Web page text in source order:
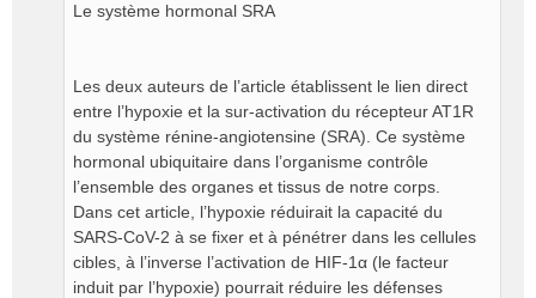
Le système hormonal SRA
Les deux auteurs de l’article établissent le lien direct
entre l’hypoxie et la sur-activation du récepteur AT1R
du système rénine-angiotensine (SRA). Ce système
hormonal ubiquitaire dans l’organisme contrôle
l’ensemble des organes et tissus de notre corps.
Dans cet article, l’hypoxie réduirait la capacité du
SARS-CoV-2 à se fixer et à pénétrer dans les cellules
cibles, à l’inverse l’activation de HIF-1α (le facteur
induit par l’hypoxie) pourrait réduire les défenses